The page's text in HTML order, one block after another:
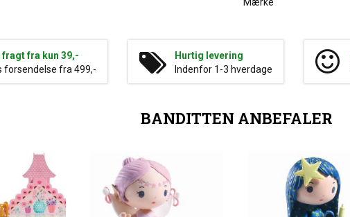
fragt fra kun 39,-
forsendelse fra 499,-
Hurtig levering
Indenfor 1-3 hverdage
BANDITTEN ANBEFALER